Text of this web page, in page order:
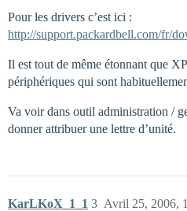
Pour les drivers c’est ici :
http://support.packardbell.com/fr/
Il est tout de même étonnant que
périphériques qui sont
Va voir dans outil administration /
donner attribuer une lettre d’unité.
KarLKoX_1_1 Avril 25, 2006,
3